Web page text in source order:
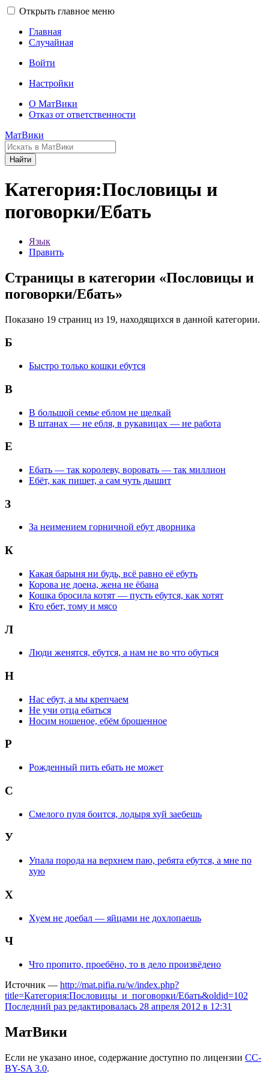
Открыть главное меню
Главная
Случайная
Войти
Настройки
О МатВики
Отказ от ответственности
МатВики
Найти
Категория:Пословицы и
поговорки/Ебать
Язык
Править
Страницы в категории «Пословицы и
поговорки/Ебать»
Показано 19 страниц из 19, находящихся в данной категории.
Б
Быстро только кошки ебутся
В
В большой семье еблом не щелкай
В штанах — не ебля, в рукавицах — не работа
Е
Ебать — так королеву, воровать — так миллион
Ебёт, как пишет, а сам чуть дышит
З
За неимением горничной ебут дворника
К
Какая барыня ни будь, всё равно её ебуть
Корова не доена, жена не ёбана
Кошка бросила котят — пусть ебутся, как хотят
Кто ебет, тому и мясо
Л
Люди женятся, ебутся, а нам не во что обуться
Н
Нас ебут, а мы крепчаем
Не учи отца ебаться
Носим ношеное, ебём брошенное
Р
Рожденный пить ебать не может
С
Смелого пуля боится, лодыря хуй заебешь
У
Упала порода на верхнем паю, ребята ебутся, а мне по
хую
Х
Хуем не доебал — яйцами не дохлопаешь
Ч
Что пропито, проебёно, то в дело произвёдено
Источник — http://mat.pifia.ru/w/index.php?
title=Категория:Пословицы_и_поговорки/Ебать&oldid=102
Последний раз редактировалась 28 апреля 2012 в 12:31
МатВики
Если не указано иное, содержание доступно по лицензии CC-
BY-SA 3.0.